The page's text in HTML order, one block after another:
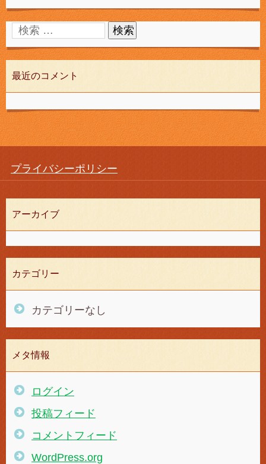
最近のコメント
プライバシーポリシー
アーカイブ
カテゴリー
カテゴリーなし
メタ情報
ログイン
投稿フィード
コメントフィード
WordPress.org